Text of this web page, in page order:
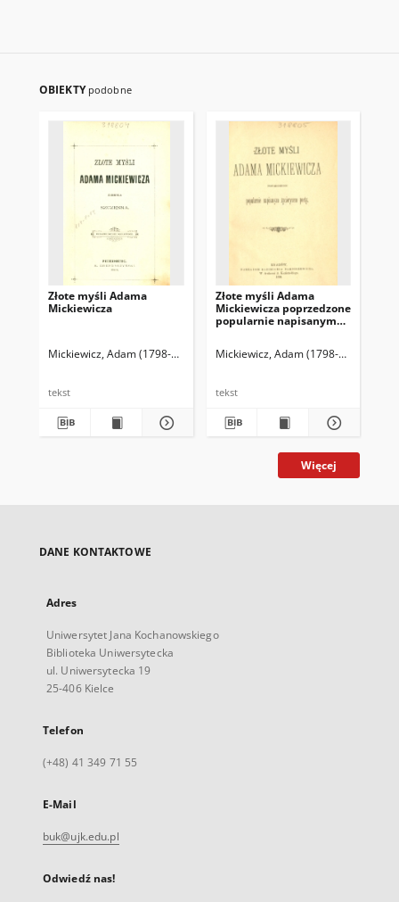
OBIEKTY podobne
Złote myśli Adama
Mickiewicza
Mickiewicz, Adam (1798-1855) Cybulska-Bąkowska, Józefa (1861-
tekst
Złote myśli Adama
Mickiewicza poprzedzone
popularnie napisanym
Mickiewicz, Adam (1798-1855)
tekst
Więcej
DANE KONTAKTOWE
Adres
Uniwersytet Jana Kochanowskiego
Biblioteka Uniwersytecka
ul. Uniwersytecka 19
25-406 Kielce
Telefon
(+48) 41 349 71 55
E-Mail
buk@ujk.edu.pl
Odwiedź nas!